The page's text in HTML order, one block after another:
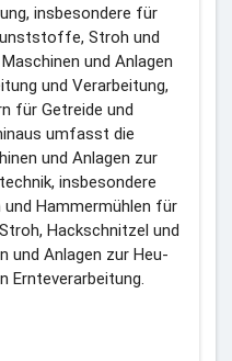
insbesondere für
Stroh und
und Anlagen
und Verarbeitung,
für Getreide und
umfasst die
und Anlagen zur
insbesondere
und Hammermühlen für
Hackschnitzel und
und Anlagen zur Heu-
Ernteverarbeitung.